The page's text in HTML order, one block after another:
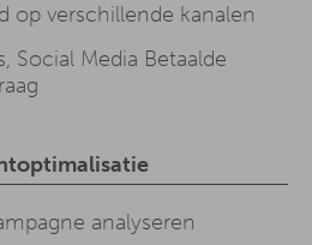
op verschillende kanalen
Social Media Betaalde
analyseren